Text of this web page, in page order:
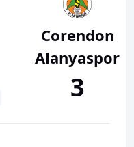
Corendon
Alanyaspor
3